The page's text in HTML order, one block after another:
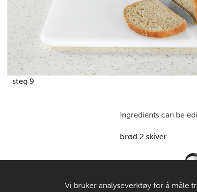
steg 9
Ingredients can be
brød 2 skiver
Vi bruker analyseverktøy for å måle